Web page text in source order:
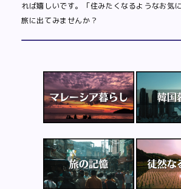
れば嬉しいです。「住みたくなるようなお気
旅に出てみませんか？